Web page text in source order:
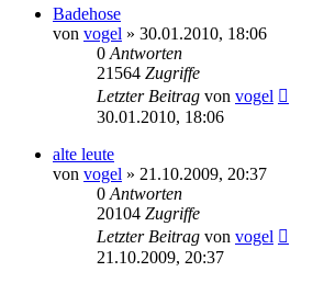
Badehose
von vogel » 30.01.2010, 18:06
0 Antworten
21564 Zugriffe
Letzter Beitrag von vogel
30.01.2010, 18:06
alte leute
von vogel » 21.10.2009, 20:37
0 Antworten
20104 Zugriffe
Letzter Beitrag von vogel
21.10.2009, 20:37